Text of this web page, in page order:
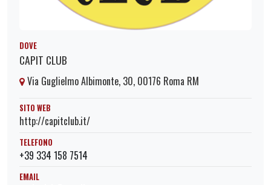
DOVE
CAPIT CLUB
Via Guglielmo Albimonte, 30, 00176 Roma RM
SITO WEB
http://capitclub.it/
TELEFONO
+39 334 158 7514
EMAIL